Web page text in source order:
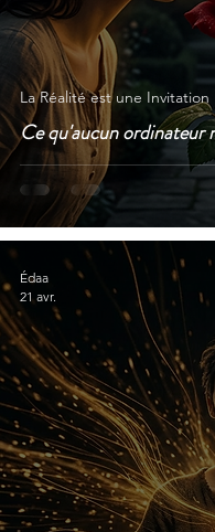
Ce qu'aucun ordinateur
La Réalité est une Invitation
Édaa
21 avr.